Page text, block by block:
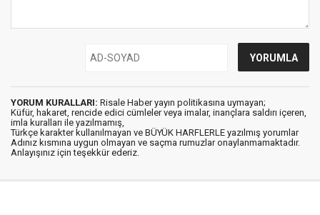
YORUM KURALLARI: Risale Haber yayın politikasına uymayan;
Küfür, hakaret, rencide edici cümleler veya imalar, inançlara saldırı içeren,
imla kuralları ile yazılmamış,
Türkçe karakter kullanılmayan ve BÜYÜK HARFLERLE yazılmış yorumlar
Adınız kısmına uygun olmayan ve saçma rumuzlar onaylanmamaktadır.
Anlayışınız için teşekkür ederiz.